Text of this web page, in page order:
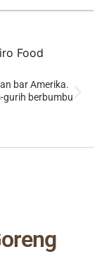
bar Amerika.
gurih berbumbu